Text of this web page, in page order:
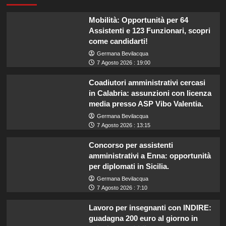
Mobilità: Opportunità per 64
Assistenti e 123 Funzionari, scopri
come candidarti!
Germana Bevilacqua
7 Agosto 2026 : 19:00
Coadiutori amministrativi cercasi
in Calabria: assunzioni con licenza
media presso ASP Vibo Valentia.
Germana Bevilacqua
7 Agosto 2026 : 13:15
Concorso per assistenti
amministrativi a Enna: opportunità
per diplomati in Sicilia.
Germana Bevilacqua
7 Agosto 2026 : 7:10
Lavoro per insegnanti con INDIRE:
guadagna 200 euro al giorno in